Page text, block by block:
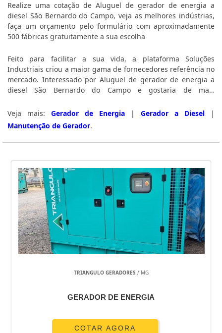
Realize uma cotação de Aluguel de gerador de energia a
diesel São Bernardo do Campo, veja as melhores indústrias,
faça um orçamento pelo formulário com aproximadamente
500 fábricas gratuitamente a sua escolha
Feito para facilitar a sua vida, a plataforma Soluções
Industriais criou a maior gama de fornecedores referência no
mercado. Interessado por Aluguel de gerador de energia a
diesel São Bernardo do Campo e gostaria de mais
empresas a seguir:
Veja mais: Gerador de Energia | Gerador a Diesel |
Manutenção de Gerador.
TRIANGULO GERADORES / MG
GERADOR DE ENERGIA
COTAR AGORA